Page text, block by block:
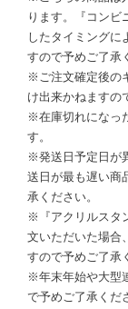
ります。『コンビ
したタイミングに
すので予めご了承
※ご注文確定後の
け出来かねますの
※在庫切れになっ
す。
※発送日予定日が
送日が最も遅い商
承ください。
※『アクリルスタ
文いただいた場合
すので予めご了承
※年末年始や大型
で予めご了承くだ